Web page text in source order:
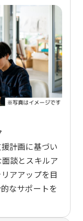
計画に基づい
談とスキルア
アアップを目
なサポートを